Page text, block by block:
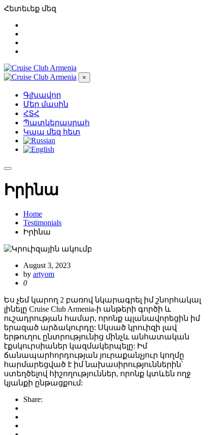
Հետեւեք մեզ
×
Գլխավոր
Մեր մասին
ՀՏՀ
Պատկերասրահ
Կապ մեզ հետ
Իրինա
Home
Testimonials
Իրինա
August 3, 2023
by artyom
0
Ես չեմ կարող 2 բառով նկարագրել իմ շնորհակալ
լինելը Cruise Club Armenia-ի անթերի գործի և
ուշադրության համար, որոնք պլանավորեցին իմ
երազած արձակուրդը: Սկսած կրուիզի լավ
երթուղու ընտրությունից մինչև անհատական
էքսկուրսիաներ կազմակերպելը: Իմ
ճանապարհորդության յուրաքանչյուր կողմը
հարմարեցված է իմ նախասիրություններին՝
ստեղծելով հիշողություններ, որոնք կտևեն ողջ
կյանքի ընթացքում:
Share: